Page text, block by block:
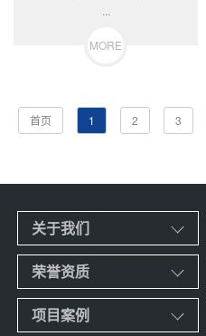
...
MORE
首页 1 2 3
关于我们
荣誉资质
项目案例